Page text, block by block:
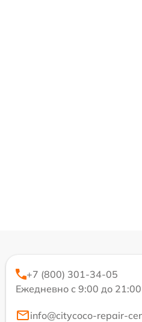
+7 (800) 301-34-05
Ежедневно с 9:00 до 21:00
info@citycoco-repair-